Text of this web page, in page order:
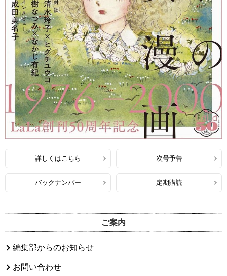
詳しくはこちら 次号予告
バックナンバー 定期購読
ご案内
編集部からのお知らせ
お問い合わせ